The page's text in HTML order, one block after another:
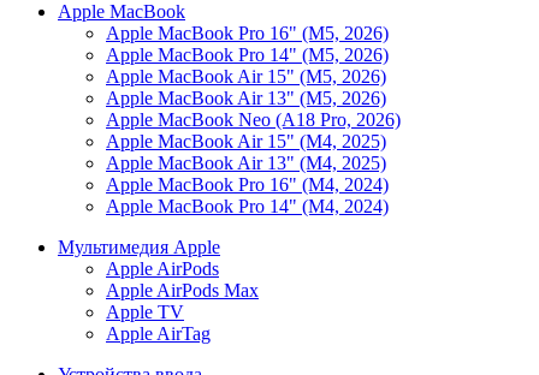
Apple MacBook
Apple MacBook Pro 16" (M5, 2026)
Apple MacBook Pro 14" (M5, 2026)
Apple MacBook Air 15" (M5, 2026)
Apple MacBook Air 13" (M5, 2026)
Apple MacBook Neo (A18 Pro, 2026)
Apple MacBook Air 15" (M4, 2025)
Apple MacBook Air 13" (M4, 2025)
Apple MacBook Pro 16" (M4, 2024)
Apple MacBook Pro 14" (M4, 2024)
Мультимедия Apple
Apple AirPods
Apple AirPods Max
Apple TV
Apple AirTag